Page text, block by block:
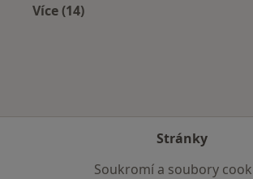
Více (14)
Stránky
Soukromí a soubory